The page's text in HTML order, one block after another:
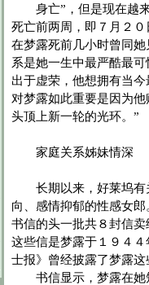
身亡”，但是现在越来
死亡前两周，即７月２
在梦露死前几小时曾同
系是她一生中最严酷最
出于虚荣，他想拥有当
对梦露如此重要是因为
头顶上新一轮的光环。”
家庭关系姊妹情深
长期以来，好莱坞有
向、感情抑郁的性感女
书信的头一批共８封信
这些信是梦露于１９４
士报》曾经披露了梦露
书信显示，梦露在她